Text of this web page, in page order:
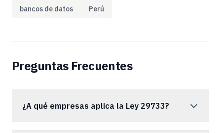
bancos de datos
Perú
Preguntas Frecuentes
¿A qué empresas aplica la Ley 29733?